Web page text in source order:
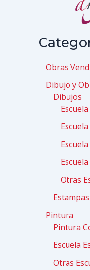
Obras
Dibujo y
Dibujos
Otras
Estampas
Pintura
Pintura
Escuela
Otras